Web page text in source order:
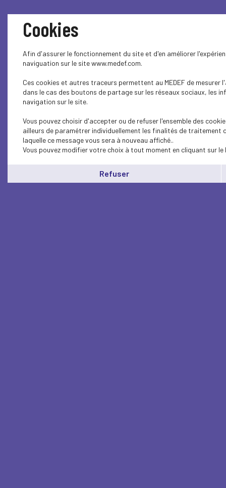
Cookies
Afin d'assurer le fonctionnement du site et d'en améliorer
naviguation sur le site www.medef.com.
Ces cookies et autres traceurs permettent au MEDEF de
dans le cas des boutons de partage sur les réseaux sociaux, les
navigation sur le site.
Vous pouvez choisir d'accepter ou de refuser l'ensemble des
ailleurs de paramétrer individuellement les finalités de traitement
laquelle ce message vous sera à nouveau affiché..
Vous pouvez modifier votre choix à tout moment en cliquant sur le
Refuser